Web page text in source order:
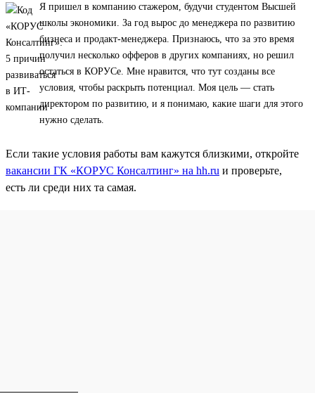
Я пришел в компанию стажером, будучи студентом Высшей
школы экономики. За год вырос до менеджера по развитию
бизнеса и продакт-менеджера. Признаюсь, что за это время
получил несколько офферов в других компаниях, но решил
остаться в КОРУСе. Мне нравится, что тут созданы все
условия, чтобы раскрыть потенциал. Моя цель — стать
директором по развитию, и я понимаю, какие шаги для этого
нужно сделать.
Если такие условия работы вам кажутся близкими, откройте
вакансии ГК «КОРУС Консалтинг» на hh.ru и проверьте,
есть ли среди них та самая.